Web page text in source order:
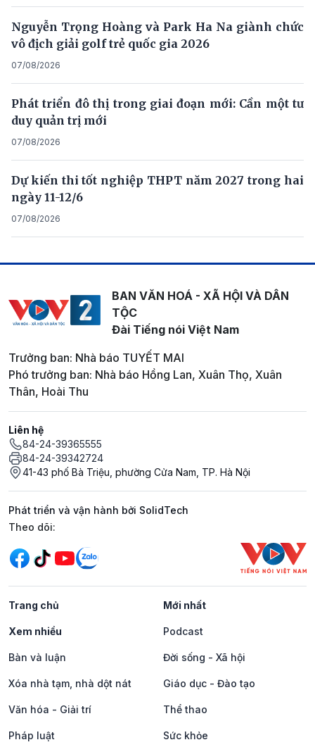
Nguyễn Trọng Hoàng và Park Ha Na giành chức
vô địch giải golf trẻ quốc gia 2026
07/08/2026
Phát triển đô thị trong giai đoạn mới: Cần một tư
duy quản trị mới
07/08/2026
Dự kiến thi tốt nghiệp THPT năm 2027 trong hai
ngày 11-12/6
07/08/2026
BAN VĂN HOÁ - XÃ HỘI VÀ DÂN
TỘC
Đài Tiếng nói Việt Nam
Trưởng ban: Nhà báo TUYẾT MAI
Phó trưởng ban: Nhà báo Hồng Lan, Xuân Thọ, Xuân
Thân, Hoài Thu
Liên hệ
84-24-39365555
84-24-39342724
41-43 phố Bà Triệu, phường Cửa Nam, TP. Hà Nội
Phát triển và vận hành bởi SolidTech
Mạng xã hội
Theo dõi:
Trang chủ Mới nhất
Xem nhiều Podcast
Bàn và luận Đời sống - Xã hội
Xóa nhà tạm, nhà dột nát Giáo dục - Đào tạo
Văn hóa - Giải trí Thể thao
Pháp luật Sức khỏe